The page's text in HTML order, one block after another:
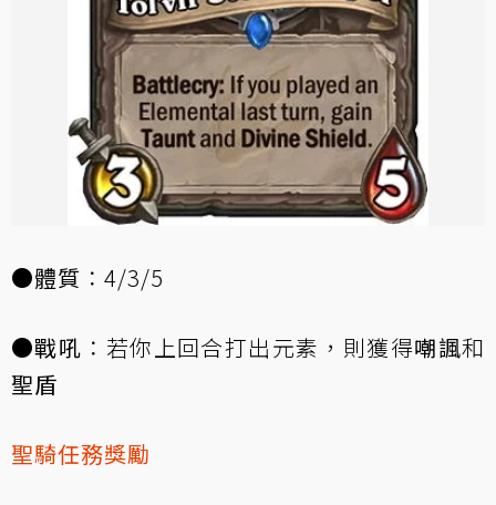
●體質 ：4/3/5
●戰吼 ：若你上回合打出元素，則獲得嘲諷和
聖盾
聖騎任務獎勵